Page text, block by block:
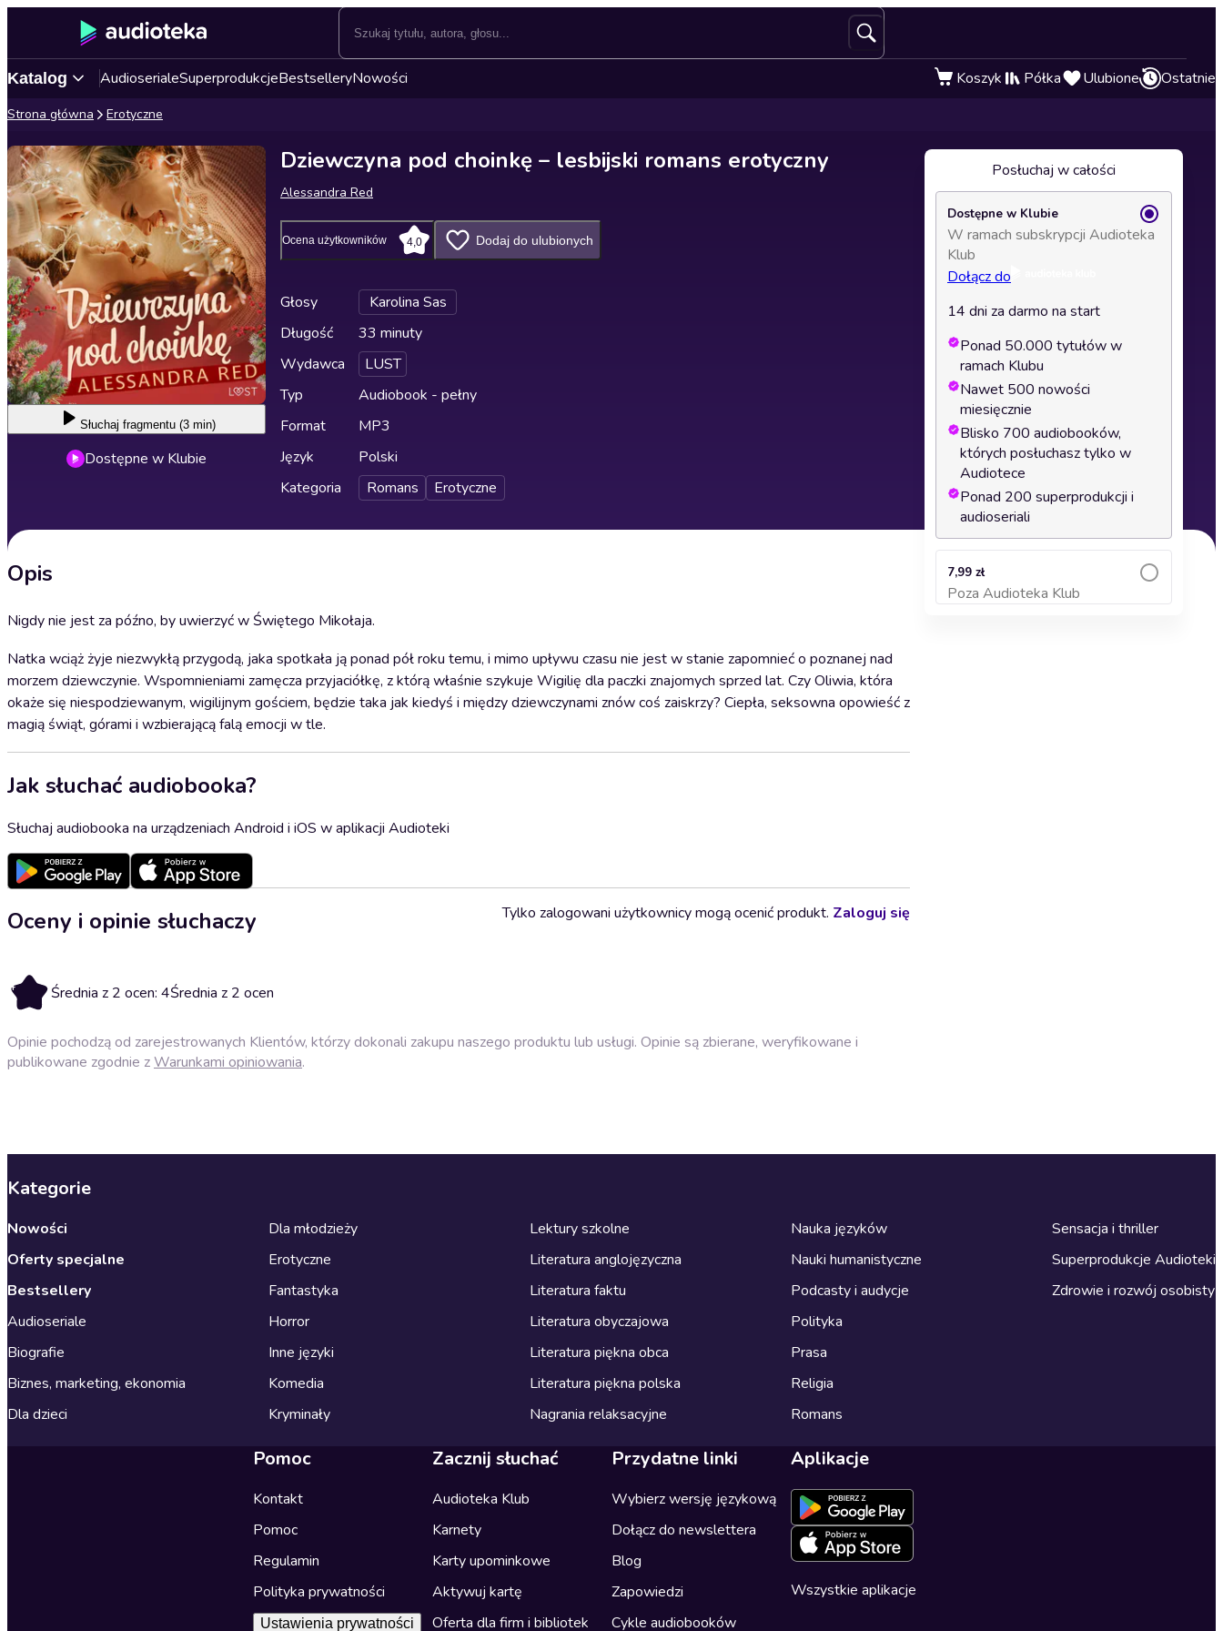
Katalog AudioserialeSuperprodukcjeBestselleryNowości Koszyk Półka Ulubione Ostatnie
Strona główna Erotyczne
Słuchaj fragmentu (3 min)
Dostępne w Klubie
Dziewczyna pod choinkę – lesbijski romans erotyczny
Alessandra Red
Ocena użytkowników 4,0 Dodaj do ulubionych
Głosy
Karolina Sas
Długość
33 minuty
Wydawca
LUST
Typ
Audiobook - pełny
Format
MP3
Język
Polski
Kategoria
Romans Erotyczne
Opis
Nigdy nie jest za późno, by uwierzyć w Świętego Mikołaja.
Natka wciąż żyje niezwykłą przygodą, jaka spotkała ją ponad pół roku temu, i mimo upływu czasu nie jest w stanie zapomnieć o poznanej nad
morzem dziewczynie. Wspomnieniami zamęcza przyjaciółkę, z którą właśnie szykuje Wigilię dla paczki znajomych sprzed lat. Czy Oliwia, która
okaże się niespodziewanym, wigilijnym gościem, będzie taka jak kiedyś i między dziewczynami znów coś zaiskrzy? Ciepła, seksowna opowieść z
magią świąt, górami i wzbierającą falą emocji w tle.
Jak słuchać audiobooka?
Słuchaj audiobooka na urządzeniach Android i iOS w aplikacji Audioteki
Oceny i opinie słuchaczy
4 Średnia z 2 ocen: 4Średnia z 2 ocen
Tylko zalogowani użytkownicy mogą ocenić produkt. Zaloguj się
Opinie pochodzą od zarejestrowanych Klientów, którzy dokonali zakupu naszego produktu lub usługi. Opinie są zbierane, weryfikowane i
publikowane zgodnie zWarunkami opiniowania.
Posłuchaj w całości
Dostępne w Klubie
W ramach subskrypcji Audioteka
Klub
Dołącz do
14 dni za darmo na start
Ponad 50.000 tytułów w
ramach Klubu
Nawet 500 nowości
miesięcznie
Blisko 700 audiobooków,
których posłuchasz tylko w
Audiotece
Ponad 200 superprodukcji i
audioseriali
7,99 zł
Poza Audioteka Klub
Dodaj do koszyka
Kategorie
Nowości
Oferty specjalne
Bestsellery
Audioseriale
Biografie
Biznes, marketing, ekonomia
Dla dzieci
Dla młodzieży
Erotyczne
Fantastyka
Horror
Inne języki
Komedia
Kryminały
Lektury szkolne
Literatura anglojęzyczna
Literatura faktu
Literatura obyczajowa
Literatura piękna obca
Literatura piękna polska
Nagrania relaksacyjne
Nauka języków
Nauki humanistyczne
Podcasty i audycje
Polityka
Prasa
Religia
Romans
Sensacja i thriller
Superprodukcje Audioteki
Zdrowie i rozwój osobisty
Pomoc
Kontakt
Pomoc
Regulamin
Polityka prywatności
Ustawienia prywatności
Zacznij słuchać
Audioteka Klub
Karnety
Karty upominkowe
Aktywuj kartę
Oferta dla firm i bibliotek
Przydatne linki
Wybierz wersję językową
Dołącz do newslettera
Blog
Zapowiedzi
Cykle audiobooków
Aplikacje
Wszystkie aplikacje